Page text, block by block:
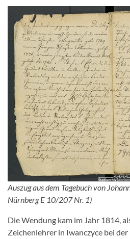
Auszug aus dem Tagebuch von
Nürnberg E 10/207 Nr. 1)
Die Wendung kam im Jahr 1814,
Zeichenlehrer in Iwanczyce bei